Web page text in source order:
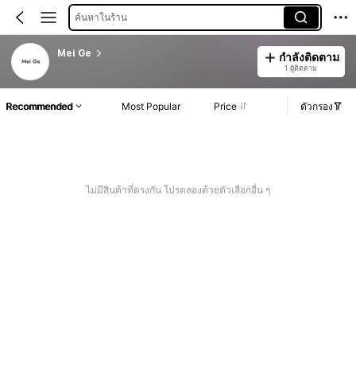
ค้นหาในร้าน
Mei Ge กำลังติดตาม
1 ผู้ติดตาม
Recommended Most Popular Price ตัวกรอง
ไม่มีสินค้าที่ตรงกัน โปรดลองด้วยตัวเลือกอื่น ๆ